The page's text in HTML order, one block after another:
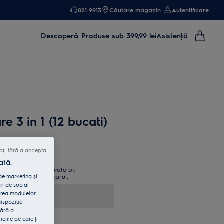
021 9913 Căutare magazin Autentificare
Descoperă Produse sub 399,99 leiAsistenţă
3 in 1 (12 bucati)
puternică a aparatelor.
mirosurile și calcarul.
marketing și
de social
modulelor
a
pe care ţi
fără a accepta